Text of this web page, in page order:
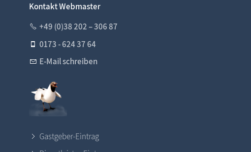
Kontakt Webmaster
+49 (0)38 202 – 306 87
0173 - 624 37 64
E-Mail schreiben
Gastgeber-Eintrag